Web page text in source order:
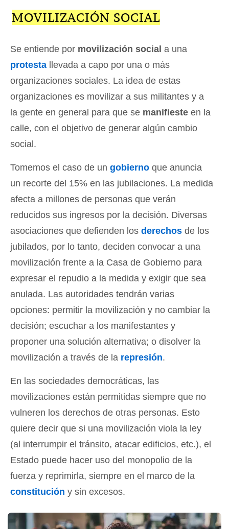
MOVILIZACIÓN SOCIAL
Se entiende por movilización social a una
protesta llevada a capo por una o más
organizaciones sociales. La idea de estas
organizaciones es movilizar a sus militantes y a
la gente en general para que se manifieste en la
calle, con el objetivo de generar algún cambio
social.
Tomemos el caso de un gobierno que anuncia
un recorte del 15% en las jubilaciones. La medida
afecta a millones de personas que verán
reducidos sus ingresos por la decisión. Diversas
asociaciones que defienden los derechos de los
jubilados, por lo tanto, deciden convocar a una
movilización frente a la Casa de Gobierno para
expresar el repudio a la medida y exigir que sea
anulada. Las autoridades tendrán varias
opciones: permitir la movilización y no cambiar la
decisión; escuchar a los manifestantes y
proponer una solución alternativa; o disolver la
movilización a través de la represión.
En las sociedades democráticas, las
movilizaciones están permitidas siempre que no
vulneren los derechos de otras personas. Esto
quiere decir que si una movilización viola la ley
(al interrumpir el tránsito, atacar edificios, etc.), el
Estado puede hacer uso del monopolio de la
fuerza y reprimirla, siempre en el marco de la
constitución y sin excesos.